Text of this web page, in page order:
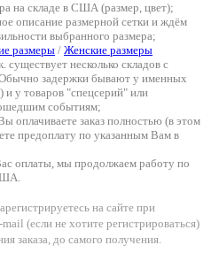
на складе в США (размер, цвет);
описание размерной сетки и ждём
выбранного размера;
размеры/ Женские размеры
существует несколько складов с
задержки бывают у именных
и у товаров "спецсерий" или
событиям;
оплачиваете заказ полностью (в этом
предоплату по указанным Вам в
оплаты, мы продолжаем работу по
на сайте при
(если не хотите регистрироваться)
заказа, до самого получения.